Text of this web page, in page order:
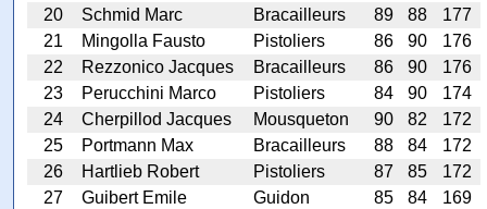
20
Schmid Marc Bracailleurs 89 88
177
21
Mingolla Fausto Pistoliers 86 90
176
22
Rezzonico Jacques Bracailleurs 86 90
176
23
Perucchini Marco Pistoliers 84 90
174
24
Cherpillod Jacques Mousqueton 90 82
172
25
Portmann Max Bracailleurs 88 84
172
26
Hartlieb Robert Pistoliers 87 85
172
27
Guibert Emile Guidon 85 84
169